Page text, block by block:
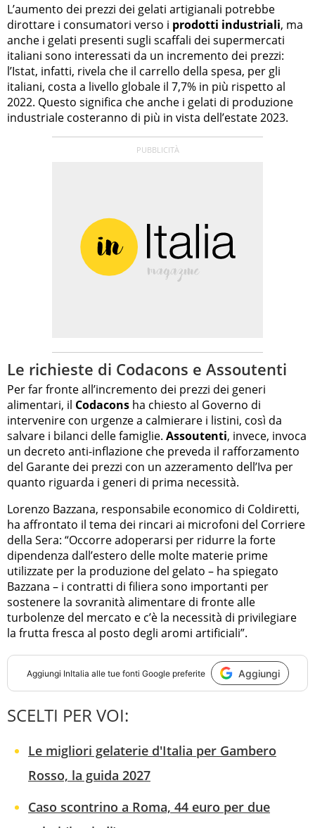
L’aumento dei prezzi dei gelati artigianali potrebbe
dirottare i consumatori verso i prodotti industriali, ma
anche i gelati presenti sugli scaffali dei supermercati
italiani sono interessati da un incremento dei prezzi:
l’Istat, infatti, rivela che il carrello della spesa, per gli
italiani, costa a livello globale il 7,7% in più rispetto al
2022. Questo significa che anche i gelati di produzione
industriale costeranno di più in vista dell’estate 2023.
Le richieste di Codacons e Assoutenti
Per far fronte all’incremento dei prezzi dei generi
alimentari, il Codacons ha chiesto al Governo di
intervenire con urgenze a calmierare i listini, così da
salvare i bilanci delle famiglie. Assoutenti, invece, invoca
un decreto anti-inflazione che preveda il rafforzamento
del Garante dei prezzi con un azzeramento dell’Iva per
quanto riguarda i generi di prima necessità.
Lorenzo Bazzana, responsabile economico di Coldiretti,
ha affrontato il tema dei rincari ai microfoni del Corriere
della Sera: “Occorre adoperarsi per ridurre la forte
dipendenza dall’estero delle molte materie prime
utilizzate per la produzione del gelato – ha spiegato
Bazzana – i contratti di filiera sono importanti per
sostenere la sovranità alimentare di fronte alle
turbolenze del mercato e c’è la necessità di privilegiare
la frutta fresca al posto degli aromi artificiali”.
Aggiungi InItalia alle tue fonti Google preferite Aggiungi
SCELTI PER VOI:
Le migliori gelaterie d'Italia per Gambero
Rosso, la guida 2027
Caso scontrino a Roma, 44 euro per due